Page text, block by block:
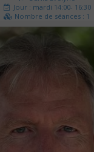
Jour : mardi 14:00- 16:30
Nombre de séances : 1
60 €